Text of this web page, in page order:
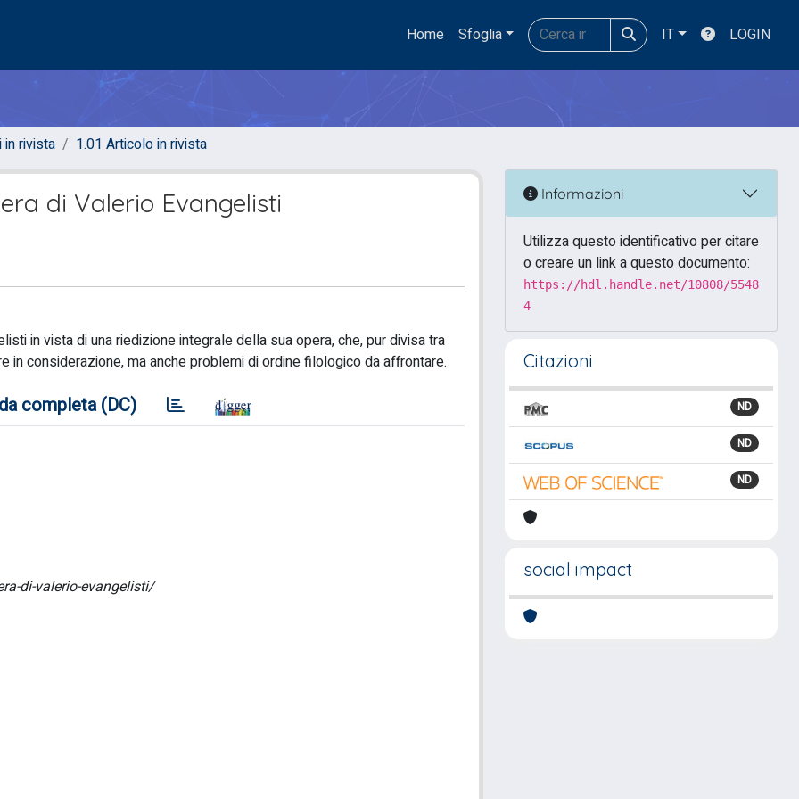
Home Sfoglia IT LOGIN
in rivista 1.01 Articolo in rivista
di Valerio Evangelisti
in vista di una riedizione integrale della sua opera, che, pur divisa tra
in considerazione, ma anche problemi di ordine filologico da affrontare.
completa (DC)
di-valerio-evangelisti/
Informazioni
Utilizza questo identificativo per citare
o creare un link a questo documento:
https://hdl.handle.net/10808/5548
4
Citazioni
ND
ND
ND
social impact